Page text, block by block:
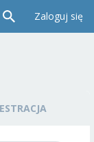
Zaloguj się